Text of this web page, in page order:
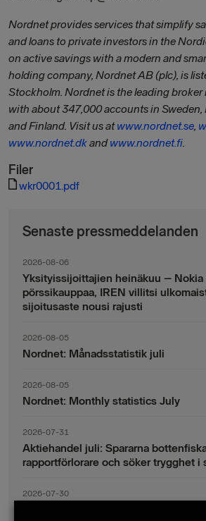
Nordnet provides services that simplify
and loans to private investors in the
on active savings with a modern and
holding company, Nordnet AB (plc), is
Stockholm. Nordnet is the leading
with about 347,000 accounts in Sweden,
and Finland. Visit us atwww.nordnet.se,
www.nordnet.dkandwww.nordnet.fi.
Filer
wkr0001.pdf
Senaste pressmeddelanden
2026-08-06
Yksityissijoittajien heinäkuu – Nokia
pörssikauppaa, IREN villitsi
sijoitusaste nousi rajusti
2026-08-05
Nordnet: Månadsstatistik juli
2026-08-05
Nordnet: Monthly statistics July
2026-07-31
Aktiehandel juli: Spararna
rapportförlorare och söker trygghet i
2026-07-30